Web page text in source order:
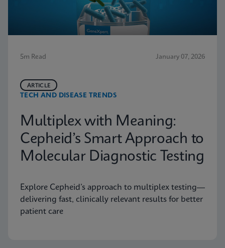
5m Read January 07, 2026
TECH AND DISEASE TRENDS
ARTICLE
Multiplex with Meaning:
Cepheid’s Smart Approach to
Molecular Diagnostic Testing
Explore Cepheid’s approach to multiplex testing—
delivering fast, clinically relevant results for better
patient care